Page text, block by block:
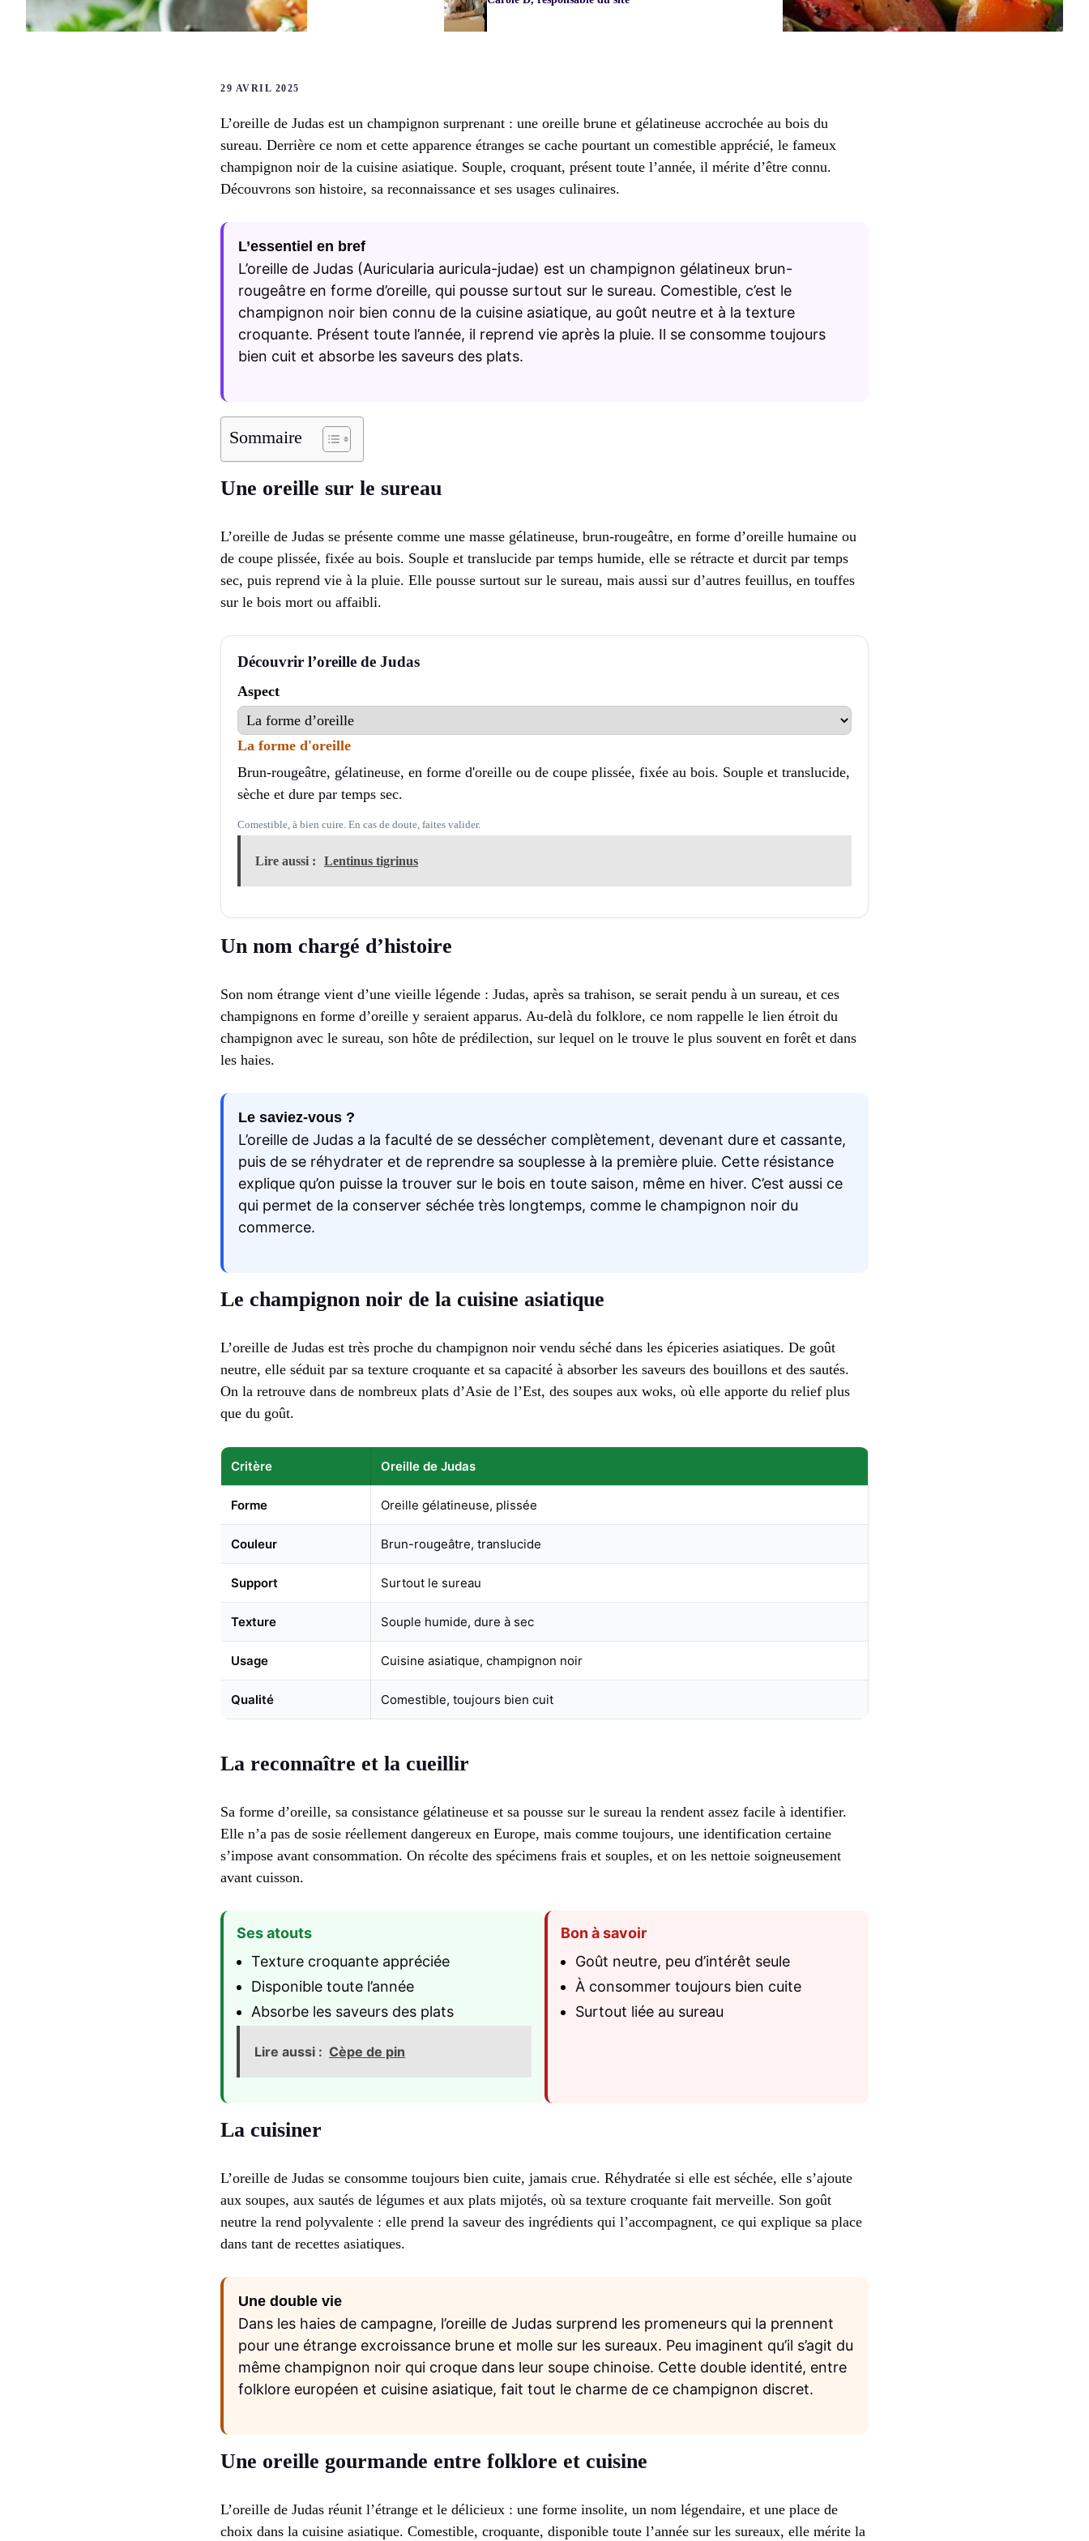
29 AVRIL 2025
L’oreille de Judas est un champignon surprenant : une oreille brune et gélatineuse accrochée au bois du
sureau. Derrière ce nom et cette apparence étranges se cache pourtant un comestible apprécié, le fameux
champignon noir de la cuisine asiatique. Souple, croquant, présent toute l’année, il mérite d’être connu.
Découvrons son histoire, sa reconnaissance et ses usages culinaires.
L’essentiel en bref
L’oreille de Judas (Auricularia auricula-judae) est un champignon gélatineux brun-
rougeâtre en forme d’oreille, qui pousse surtout sur le sureau. Comestible, c’est le
champignon noir bien connu de la cuisine asiatique, au goût neutre et à la texture
croquante. Présent toute l’année, il reprend vie après la pluie. Il se consomme toujours
bien cuit et absorbe les saveurs des plats.
Sommaire
Une oreille sur le sureau
L’oreille de Judas se présente comme une masse gélatineuse, brun-rougeâtre, en forme d’oreille humaine ou
de coupe plissée, fixée au bois. Souple et translucide par temps humide, elle se rétracte et durcit par temps
sec, puis reprend vie à la pluie. Elle pousse surtout sur le sureau, mais aussi sur d’autres feuillus, en touffes
sur le bois mort ou affaibli.
Découvrir l’oreille de Judas
Aspect
La forme d'oreille
Brun-rougeâtre, gélatineuse, en forme d'oreille ou de coupe plissée, fixée au bois. Souple et translucide,
sèche et dure par temps sec.
Comestible, à bien cuire. En cas de doute, faites valider.
Lire aussi : Lentinus tigrinus
Un nom chargé d’histoire
Son nom étrange vient d’une vieille légende : Judas, après sa trahison, se serait pendu à un sureau, et ces
champignons en forme d’oreille y seraient apparus. Au-delà du folklore, ce nom rappelle le lien étroit du
champignon avec le sureau, son hôte de prédilection, sur lequel on le trouve le plus souvent en forêt et dans
les haies.
Le saviez-vous ?
L’oreille de Judas a la faculté de se dessécher complètement, devenant dure et cassante,
puis de se réhydrater et de reprendre sa souplesse à la première pluie. Cette résistance
explique qu’on puisse la trouver sur le bois en toute saison, même en hiver. C’est aussi ce
qui permet de la conserver séchée très longtemps, comme le champignon noir du
commerce.
Le champignon noir de la cuisine asiatique
L’oreille de Judas est très proche du champignon noir vendu séché dans les épiceries asiatiques. De goût
neutre, elle séduit par sa texture croquante et sa capacité à absorber les saveurs des bouillons et des sautés.
On la retrouve dans de nombreux plats d’Asie de l’Est, des soupes aux woks, où elle apporte du relief plus
que du goût.
Critère Oreille de Judas
Forme Oreille gélatineuse, plissée
Couleur Brun-rougeâtre, translucide
Support Surtout le sureau
Texture Souple humide, dure à sec
Usage Cuisine asiatique, champignon noir
Qualité Comestible, toujours bien cuit
La reconnaître et la cueillir
Sa forme d’oreille, sa consistance gélatineuse et sa pousse sur le sureau la rendent assez facile à identifier.
Elle n’a pas de sosie réellement dangereux en Europe, mais comme toujours, une identification certaine
s’impose avant consommation. On récolte des spécimens frais et souples, et on les nettoie soigneusement
avant cuisson.
Ses atouts
Texture croquante appréciée
Disponible toute l’année
Absorbe les saveurs des plats
Lire aussi : Cèpe de pin
Bon à savoir
Goût neutre, peu d’intérêt seule
À consommer toujours bien cuite
Surtout liée au sureau
La cuisiner
L’oreille de Judas se consomme toujours bien cuite, jamais crue. Réhydratée si elle est séchée, elle s’ajoute
aux soupes, aux sautés de légumes et aux plats mijotés, où sa texture croquante fait merveille. Son goût
neutre la rend polyvalente : elle prend la saveur des ingrédients qui l’accompagnent, ce qui explique sa place
dans tant de recettes asiatiques.
Une double vie
Dans les haies de campagne, l’oreille de Judas surprend les promeneurs qui la prennent
pour une étrange excroissance brune et molle sur les sureaux. Peu imaginent qu’il s’agit du
même champignon noir qui croque dans leur soupe chinoise. Cette double identité, entre
folklore européen et cuisine asiatique, fait tout le charme de ce champignon discret.
Une oreille gourmande entre folklore et cuisine
L’oreille de Judas réunit l’étrange et le délicieux : une forme insolite, un nom légendaire, et une place de
choix dans la cuisine asiatique. Comestible, croquante, disponible toute l’année sur les sureaux, elle mérite la